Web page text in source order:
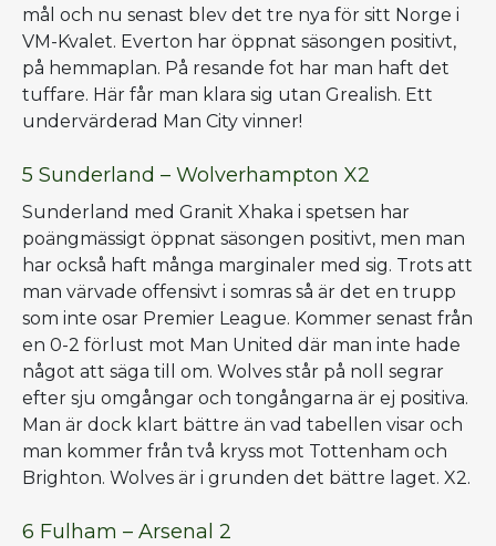
mål och nu senast blev det tre nya för sitt Norge i
VM-Kvalet. Everton har öppnat säsongen positivt,
på hemmaplan. På resande fot har man haft det
tuffare. Här får man klara sig utan Grealish. Ett
undervärderad Man City vinner!
5 Sunderland – Wolverhampton X2
Sunderland med Granit Xhaka i spetsen har
poängmässigt öppnat säsongen positivt, men man
har också haft många marginaler med sig. Trots att
man värvade offensivt i somras så är det en trupp
som inte osar Premier League. Kommer senast från
en 0-2 förlust mot Man United där man inte hade
något att säga till om. Wolves står på noll segrar
efter sju omgångar och tongångarna är ej positiva.
Man är dock klart bättre än vad tabellen visar och
man kommer från två kryss mot Tottenham och
Brighton. Wolves är i grunden det bättre laget. X2.
6 Fulham – Arsenal 2